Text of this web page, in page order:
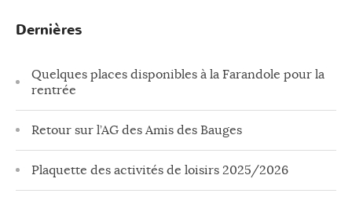
Dernières
Quelques places disponibles à la Farandole pour la
rentrée
Retour sur l’AG des Amis des Bauges
Plaquette des activités de loisirs 2025/2026